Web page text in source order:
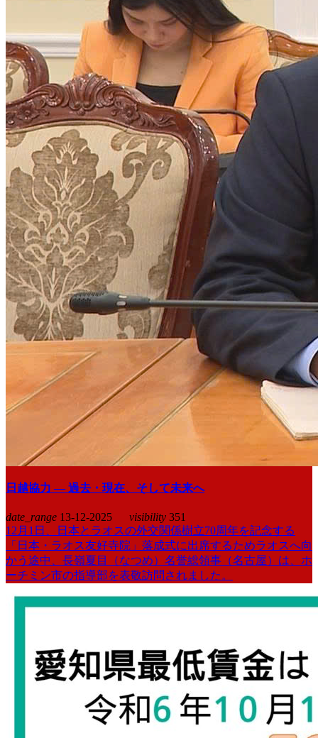
日越協力 ― 過去・現在、そして未来へ
date_range 13-12-2025 visibility 351
12月1日、日本とラオスの外交関係樹立70周年を記念する
「日本・ラオス友好寺院」落成式に出席するためラオスへ向
かう途中、長嶺夏目（なつめ）名誉総領事（名古屋）は、ホ
ーチミン市の指導部を表敬訪問されました。